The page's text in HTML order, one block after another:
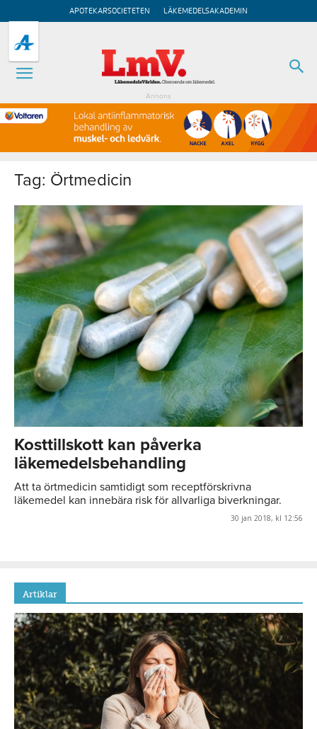
APOTEKARSOCIETETEN LÄKEMEDELSAKADEMIN
Annons
Tag: Örtmedicin
Kosttillskott kan påverka
läkemedelsbehandling
Att ta örtmedicin samtidigt som receptförskrivna
läkemedel kan innebära risk för allvarliga biverkningar.
30 jan 2018, kl 12:56
Artiklar